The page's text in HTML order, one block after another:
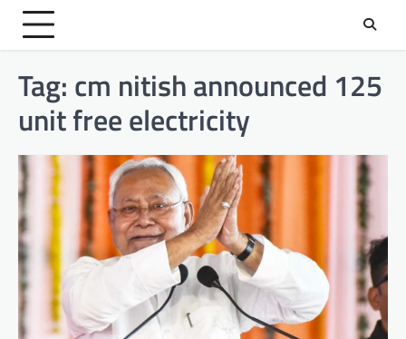
Tag: cm nitish announced 125
unit free electricity